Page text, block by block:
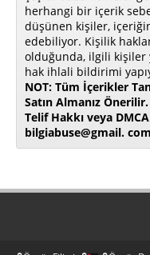
herhangi bir içerik
düşünen kişiler, içeriğin
edebiliyor. Kişilik
olduğunda, ilgili kişiler
hak ihlali bildirimi
NOT: Tüm İçerikler
Satın Almanız Önerilir.
Telif Hakkı veya
bilgiabuse@gmail. com